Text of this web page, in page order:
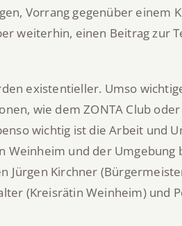
Vorrang gegenüber einem
weiterhin, einen Beitrag zur
existentieller. Umso
wie dem ZONTA Club
wichtig ist die Arbeit und
Weinheim und der Umgebung
Jürgen Kirchner
(Kreisrätin Weinheim) und